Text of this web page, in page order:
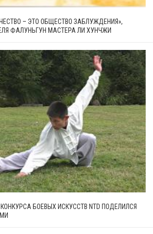
– ЭТО ОБЩЕСТВО ЗАБЛУЖДЕНИЯ»,
ФАЛУНЬГУН МАСТЕРА ЛИ ХУНЧЖИ
БОЕВЫХ ИСКУССТВ NTD ПОДЕЛИЛСЯ